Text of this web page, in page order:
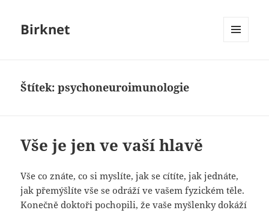
Birknet
Štítek:psychoneuroimunologie
Vše je jen ve vaší hlavě
Vše co znáte, co si myslíte, jak se cítíte, jak jednáte,
jak přemýšlíte vše se odráží ve vašem fyzickém těle.
Konečně doktoři pochopili, že vaše myšlenky dokáží